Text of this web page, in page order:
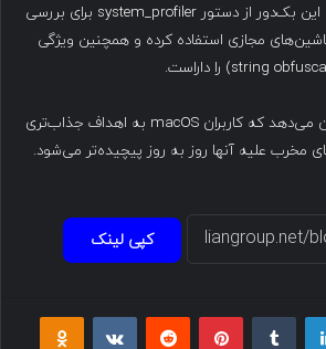
برای جلوگیری از شناسایی، این بک‌دور از دستور system_profiler برای بررسی
مجازی استفاده کرده و همچنین ویژگی
تحول بدافزار Atomic نشان می‌دهد که کاربران macOS به اهداف جذاب‌تری
مخرب علیه آنها روز به روز پیچیده‌تر می‌شود.
کپی لینک
لینکداین پینتریست